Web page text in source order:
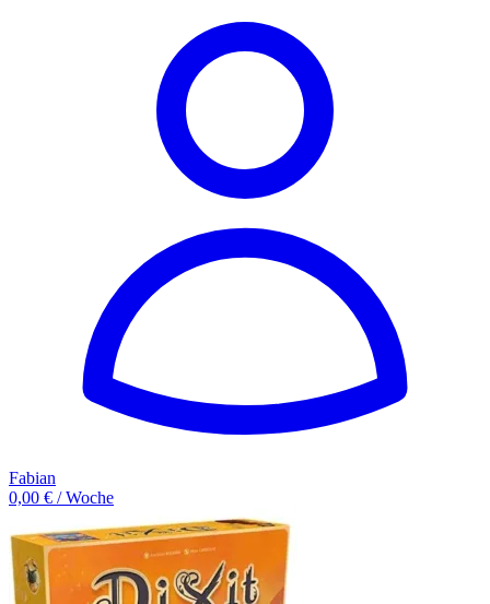
Fabian
0,00 € / Woche